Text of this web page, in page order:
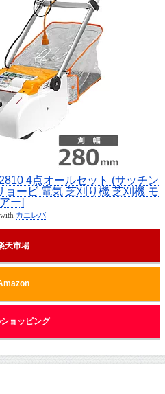
4点オールセット (サッチン
ョービ 電気 芝刈り機 芝刈機 モ
アー]
カエレバ
天市場
ョッピング